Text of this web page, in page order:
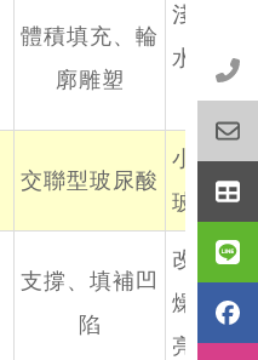
體積填充、輪
廓雕塑
淺層補
水、提
亮
交聯型玻尿酸
小分子
玻尿酸
支撐、填補凹
陷
改善乾
燥、提
亮膚色